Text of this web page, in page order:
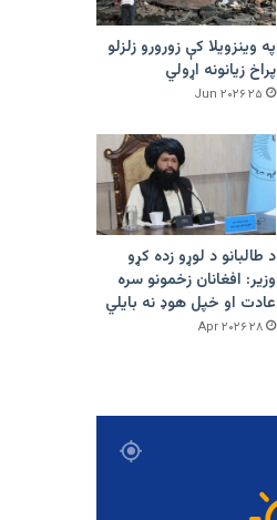
په وینزویلا کې زورورو زلزلو
پراخ زیانونه اړولي
۲۵ Jun ۲۰۲۶
د طالبانو د لوړو زده کړو
وزیر: افغانان زخمونو سره
عادت او خپل هوډ نه بایلي
۲۸ Apr ۲۰۲۶